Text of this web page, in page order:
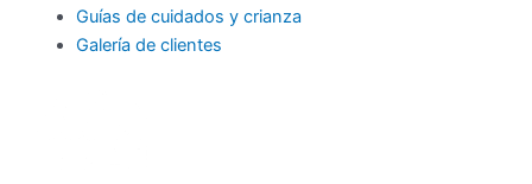
Guías de cuidados y crianza
Galería de clientes